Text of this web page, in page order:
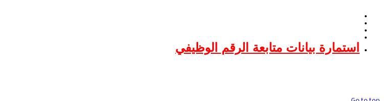
استمارة بيانات متابعة الرقم الوظيفي